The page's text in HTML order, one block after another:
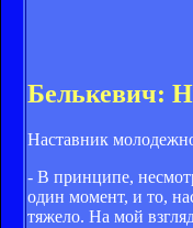
Белькевич:
Наставник
- В принципе,
один момент, и то,
тяжело. На мой